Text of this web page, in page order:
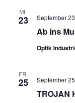
MI.
23
Ab ins
September
Optik
FR.
25
TROJAN
September